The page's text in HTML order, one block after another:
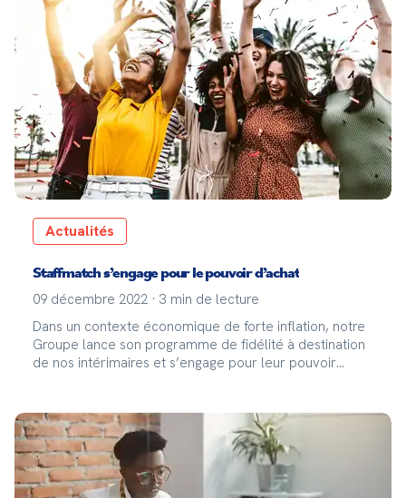
Actualités
Staffmatch s’engage pour le pouvoir d’achat
09 décembre 2022 · 3 min de lecture
Dans un contexte économique de forte inflation, notre
Groupe lance son programme de fidélité à destination
de nos intérimaires et s’engage pour leur pouvoir
partager plus de 100 000 euros de bonus à dépenser
dans notre boutique en ligne !